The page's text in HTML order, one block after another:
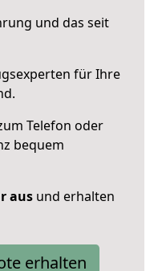
und das seit
für Ihre
Telefon oder
bequem
aus und erhalten
erhalten